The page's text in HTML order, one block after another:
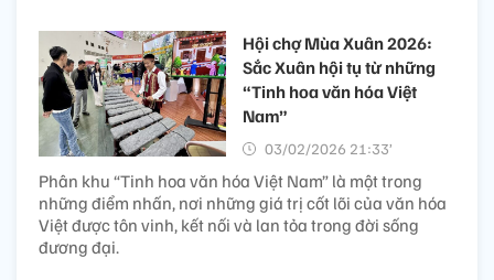
Hội chợ Mùa Xuân 2026:
Sắc Xuân hội tụ từ những
“Tinh hoa văn hóa Việt
Nam”
03/02/2026 21:33’
Phân khu “Tinh hoa văn hóa Việt Nam” là một trong
những điểm nhấn, nơi những giá trị cốt lõi của văn hóa
Việt được tôn vinh, kết nối và lan tỏa trong đời sống
đương đại.